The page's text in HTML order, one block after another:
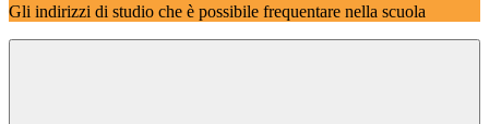
Gli indirizzi di studio che è possibile frequentare nella scuola